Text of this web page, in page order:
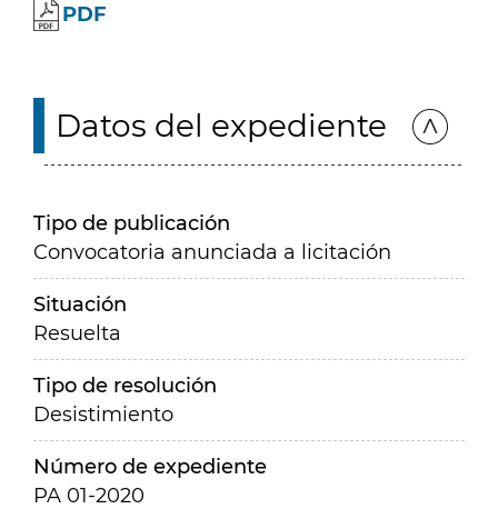
PDF
Datos del expediente
Tipo de publicación
Convocatoria anunciada a licitación
Situación
Resuelta
Tipo de resolución
Desistimiento
Número de expediente
PA 01-2020